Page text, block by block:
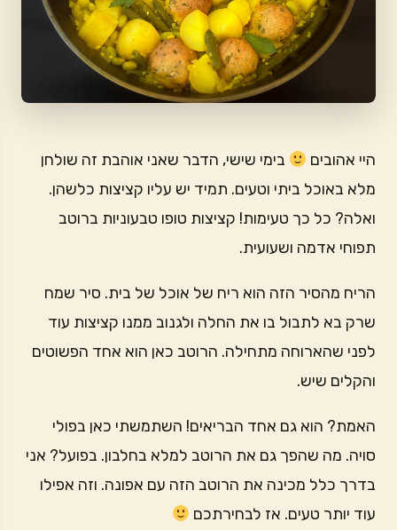
היי אהובים
בימי שישי, הדבר שאני אוהבת זה שולחן
מלא באוכל ביתי וטעים. תמיד יש עליו קציצות כלשהן.
ואלה? כל כך טעימות! קציצות טופו טבעוניות ברוטב
תפוחי אדמה ושעועית.
הריח מהסיר הזה הוא ריח של אוכל של בית. סיר שמח
שרק בא לתבול בו את החלה ולגנוב ממנו קציצות עוד
לפני שהארוחה מתחילה. הרוטב כאן הוא אחד הפשוטים
והקלים שיש.
האמת? הוא גם אחד הבריאים! השתמשתי כאן בפולי
סויה. מה שהפך גם את הרוטב למלא בחלבון. בפועל? אני
בדרך כלל מכינה את הרוטב הזה עם אפונה. וזה אפילו
עוד יותר טעים. אז לבחירתכם